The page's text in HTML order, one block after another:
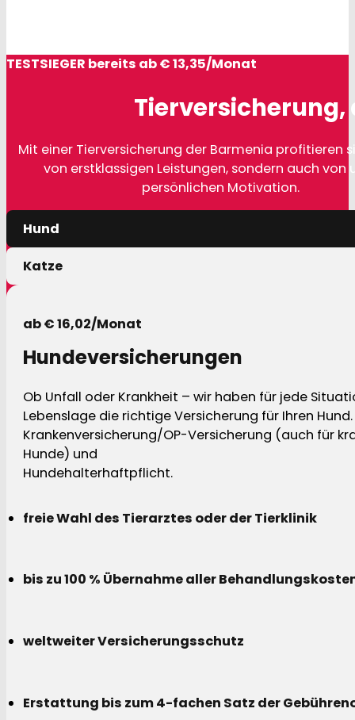
TESTSIEGER bereits ab € 13,35/Monat
Tierversicherung,
Mit einer Tierversicherung der Barmenia profitieren
von erstklassigen Leistungen, sondern auch von
persönlichen Motivation.
Hund
Katze
ab € 16,02/Monat
Hundeversicherungen
Ob Unfall oder Krankheit – wir haben für jede
Lebenslage die richtige Versicherung für Ihren Hund.
Krankenversicherung/OP-Versicherung (auch für
Hunde) und
Hundehalterhaftpflicht.
freie Wahl des Tierarztes oder der Tierklinik
bis zu 100 % Übernahme aller
weltweiter Versicherungsschutz
Erstattung bis zum 4-fachen Satz der